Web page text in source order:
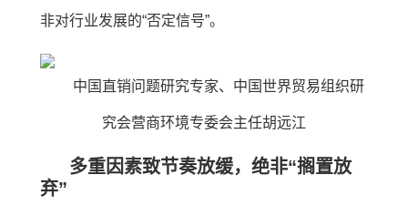
非对行业发展的“否定信号”。
中国直销问题研究专家、中国世界贸易组织研
究会营商环境专委会主任胡远江
多重因素致节奏放缓，绝非“搁置放
弃”